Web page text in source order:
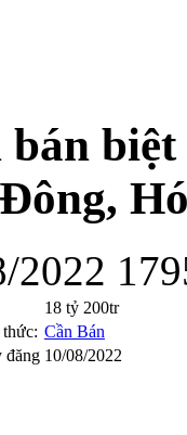
bán
2022
18 tỷ 200tr
Cần Bán
đăng 10/08/2022